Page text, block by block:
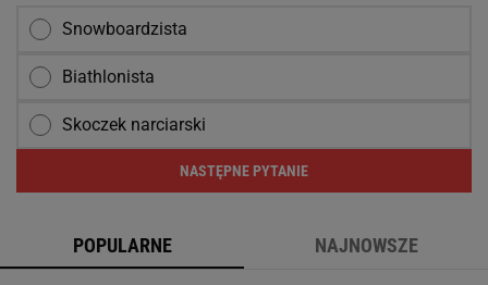
Snowboardzista
Biathlonista
Skoczek narciarski
NASTĘPNE PYTANIE
POPULARNE NAJNOWSZE